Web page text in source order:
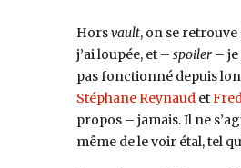
Horsvault, on se
j’ai loupée, et – spoiler– je
pas fonctionné depuis
Stéphane Reynaudet
propos – jamais. Il ne
même de le voir étal, tel